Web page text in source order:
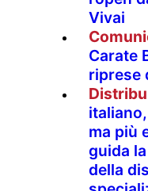
Vivai
Carate
riprese
ma più
guida
della